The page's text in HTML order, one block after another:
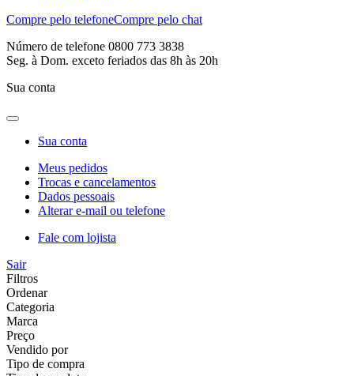
Compre pelo telefoneCompre pelo chat
Número de telefone 0800 773 3838
Seg. à Dom. exceto feriados das 8h às 20h
Sua conta
Sua conta
Meus pedidos
Trocas e cancelamentos
Dados pessoais
Alterar e-mail ou telefone
Fale com lojista
Sair
Filtros
Ordenar
Categoria
Marca
Preço
Vendido por
Tipo de compra